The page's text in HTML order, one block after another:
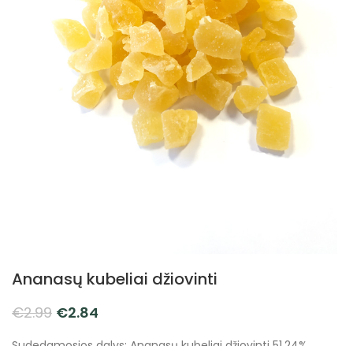
Ananasų kubeliai džiovinti
€2.99 €2.84